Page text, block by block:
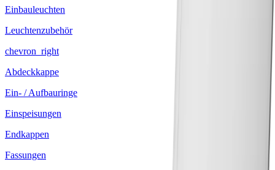
Einbauleuchten
Leuchtenzubehör
chevron_right
Abdeckkappe
Ein- / Aufbauringe
Einspeisungen
Endkappen
Fassungen